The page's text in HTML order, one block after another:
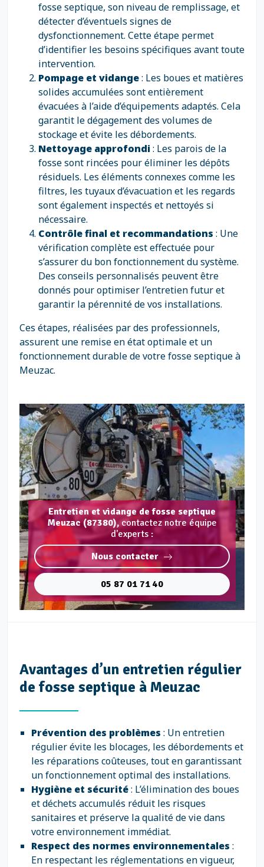
fosse septique, son niveau de remplissage, et
détecter d’éventuels signes de
dysfonctionnement. Cette étape permet
d’identifier les besoins spécifiques avant toute
intervention.
Pompage et vidange: Les boues et matières
solides accumulées sont entièrement
évacuées à l’aide d’équipements adaptés. Cela
garantit le dégagement des volumes de
stockage et évite les débordements.
Nettoyage approfondi: Les parois de la
fosse sont rincées pour éliminer les dépôts
résiduels. Les éléments connexes comme les
filtres, les tuyaux d’évacuation et les regards
sont également inspectés et nettoyés si
nécessaire.
Contrôle final et recommandations : Une
vérification complète est effectuée pour
s’assurer du bon fonctionnement du système.
Des conseils personnalisés peuvent être
donnés pour optimiser l’entretien futur et
garantir la pérennité de vos installations.
Ces étapes, réalisées par des professionnels,
assurent une remise en état optimale et un
fonctionnement durable de votre fosse septique à
Meuzac.
Entretien et vidange de fosse septique
Meuzac (87380),contactez notre équipe
d'experts :
Nous contacter
05 87 01 71 40
Avantages d’un entretien régulier
de fosse septique à Meuzac
Prévention des problèmes : Un entretien
régulier évite les blocages, les débordements et
les réparations coûteuses, tout en garantissant
un fonctionnement optimal des installations.
Hygiène et sécurité: L’élimination des boues
et déchets accumulés réduit les risques
sanitaires et préserve la qualité de vie dans
votre environnement immédiat.
Respect des normes environnementales :
En respectant les réglementations en vigueur,